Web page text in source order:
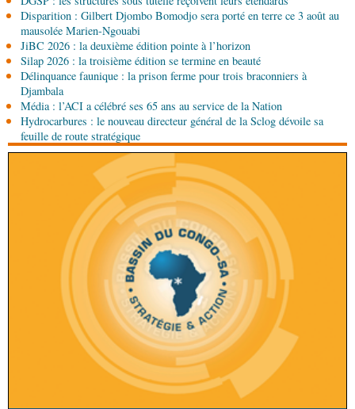
République du Congo mise sur sa diaspora
08-08-2026 00:45
PolitiqueDébat d’orientation budgétaire: le
gouvernement présente sa politique économique et
sociale 2027-2029 au Parlement
08-08-2026 00:30
SociétéAssainissement et développement local :
les Nations unies réitèrent leur soutien au Congo
Disparition : Gilbert Djombo Bomodjo sera porté en terre ce 3 août au
mausolée Marien-Ngouabi
JiBC 2026 : la deuxième édition pointe à l’horizon
Silap 2026 : la troisième édition se termine en beauté
Délinquance faunique : la prison ferme pour trois braconniers à
Djambala
Média : l’ACI a célébré ses 65 ans au service de la Nation
Hydrocarbures : le nouveau directeur général de la Sclog dévoile sa
feuille de route stratégique